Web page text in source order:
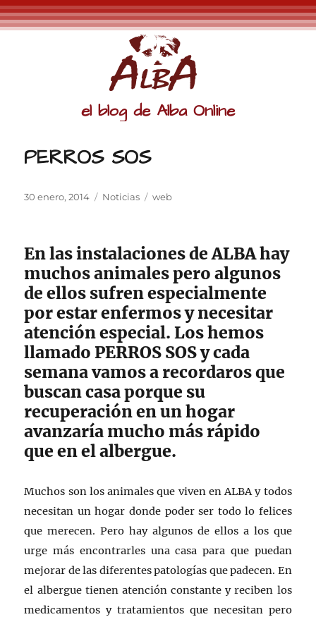
el blog de Alba Online
PERROS SOS
Publicado
30 enero, 2014 Categorías
Noticias Etiquetas
web
En las instalaciones de ALBA hay
muchos animales pero algunos
de ellos sufren especialmente
por estar enfermos y necesitar
atención especial. Los hemos
llamado PERROS SOS y cada
semana vamos a recordaros que
buscan casa porque su
recuperación en un hogar
avanzaría mucho más rápido
que en el albergue.
Muchos son los animales que viven en ALBA y todos
necesitan un hogar donde poder ser todo lo felices
que merecen. Pero hay algunos de ellos a los que
urge más encontrarles una casa para que puedan
mejorar de las diferentes patologías que padecen. En
el albergue tienen atención constante y reciben los
medicamentos y tratamientos que necesitan pero